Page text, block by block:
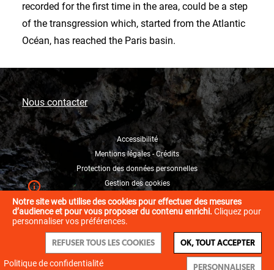
recorded for the first time in the area, could be a step
of the transgression which, started from the Atlantic
Océan, has reached the Paris basin.
Nous contacter
Accessibilité
Mentions légales - Crédits
Protection des données personnelles
Gestion des cookies
Notre site web utilise des cookies pour effectuer des mesures
d’audience et pour vous proposer du contenu enrichi. Cliquez pour
personnaliser vos préférences.
OK, TOUT ACCEPTER
REFUSER TOUS LES COOKIES
PERSONNALISER
Politique de confidentialité